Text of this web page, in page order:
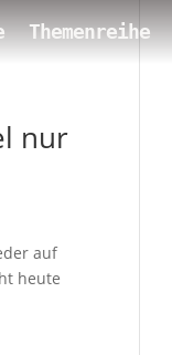
Themenreihe
nur
auf
heute